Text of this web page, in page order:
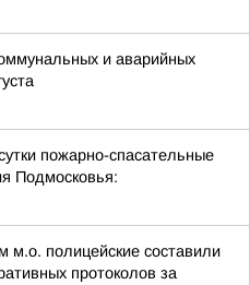
и аварийных
пожарно-спасательные
Подмосковья:
м.о. полицейские составили
протоколов за